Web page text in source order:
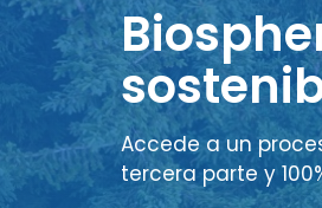
Accede a un
tercera parte y